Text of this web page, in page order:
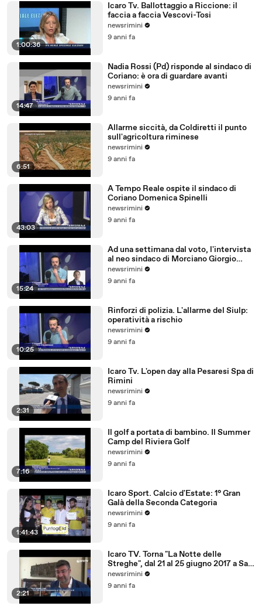
1:00:36
Icaro Tv. Ballottaggio a Riccione: il
faccia a faccia Vescovi-Tosi
newsrimini
9 anni fa
14:47
Nadia Rossi (Pd) risponde al sindaco di
Coriano: è ora di guardare avanti
newsrimini
9 anni fa
6:51
Allarme siccità, da Coldiretti il punto
sull'agricoltura riminese
newsrimini
9 anni fa
43:03
A Tempo Reale ospite il sindaco di
Coriano Domenica Spinelli
newsrimini
9 anni fa
15:24
Ad una settimana dal voto, l'intervista
al neo sindaco di Morciano Giorgio
Ciotti
newsrimini
9 anni fa
10:25
Rinforzi di polizia. L'allarme del Siulp:
operatività a rischio
newsrimini
9 anni fa
2:31
Icaro Tv. L'open day alla Pesaresi Spa di
Rimini
newsrimini
9 anni fa
7:16
Il golf a portata di bambino. Il Summer
Camp del Riviera Golf
newsrimini
9 anni fa
1:41:43
Icaro Sport. Calcio d'Estate: 1° Gran
Galà della Seconda Categoria
newsrimini
9 anni fa
2:21
Icaro TV. Torna "La Notte delle
Streghe", dal 21 al 25 giugno 2017 a San
Giovanni in M
newsrimini
9 anni fa